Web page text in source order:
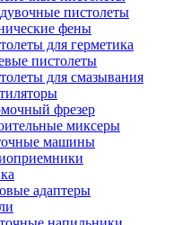
пистолеты
фены
для герметика
пистолеты
для смазывания
фрезер
миксеры
машины
адаптеры